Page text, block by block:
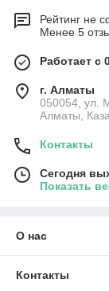
Рейтинг не
Менее 5
Работает с
г. Алматы
050054, ул.
Алматы,
Контакты
Сегодня
Показать
О нас
Контакты